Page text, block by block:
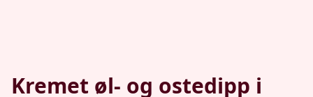
Kremet øl- og ostedipp i